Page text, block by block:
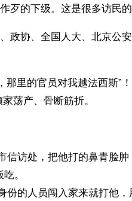
歹的下级。这是很多访民的
政协、全国人大、北京公
那里的官员对我越法西斯”
荡产、骨断筋折。
访处，把他打的鼻青脸肿
。
的人员闯入家来就打他，